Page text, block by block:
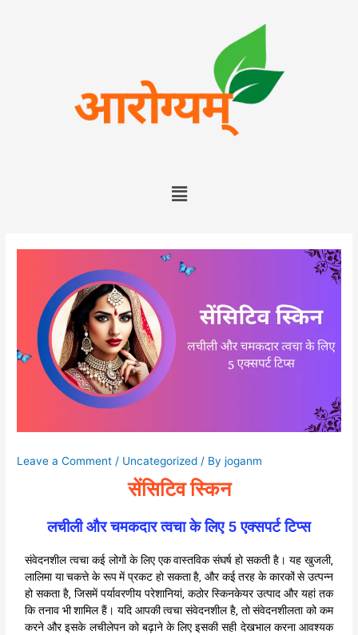
Leave a Comment / Uncategorized / Byjoganm
सेंसिटिव स्किन
लचीली और चमकदार त्वचा के लिए 5 एक्सपर्ट टिप्स
संवेदनशील त्वचा कई लोगों के लिए एक वास्तविक संघर्ष हो सकती है। यह खुजली,
लालिमा या चकत्ते के रूप में प्रकट हो सकता है, और कई तरह के कारकों से उत्पन्न
हो सकता है, जिसमें पर्यावरणीय परेशानियां, कठोर स्किनकेयर उत्पाद और यहां तक
कि तनाव भी शामिल हैं। यदि आपकी त्वचा संवेदनशील है, तो संवेदनशीलता को कम
करने और इसके लचीलेपन को बढ़ाने के लिए इसकी सही देखभाल करना आवश्यक